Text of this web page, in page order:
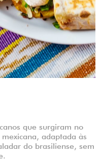
que surgiram no
adaptada às
do brasiliense, sem